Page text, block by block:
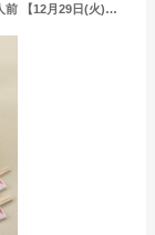
[ベルメゾン] おせち 2027 スヌーピー 二段重 2人前 【12月29日(火)～30日(水) お届け】予約販売